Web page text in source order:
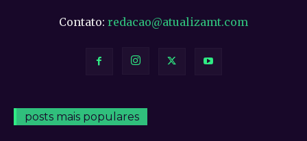
Contato: redacao@atualizamt.com
posts mais populares